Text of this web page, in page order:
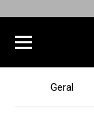
Geral